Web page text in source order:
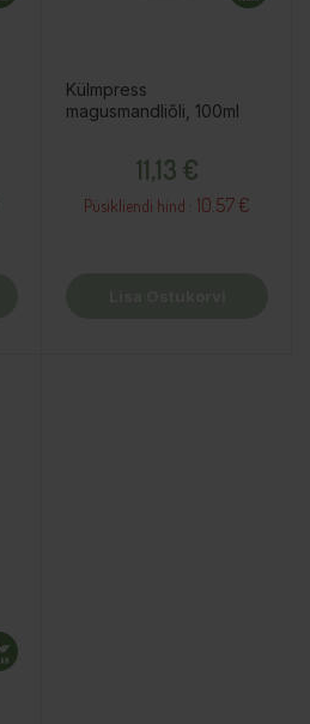
Külmpress
magusmandliõli, 100ml
11,13 €
Püsikliendi hind : 10.57 €